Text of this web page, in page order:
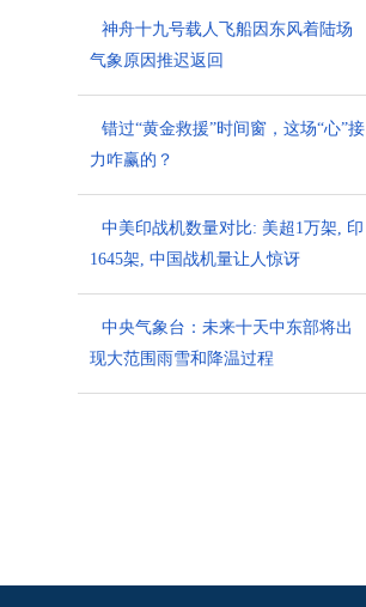
神舟十九号载人飞船因东风着陆场
气象原因推迟返回
错过“黄金救援”时间窗，这场“心”接
力咋赢的？
中美印战机数量对比: 美超1万架, 印
1645架, 中国战机量让人惊讶
中央气象台：未来十天中东部将出
现大范围雨雪和降温过程